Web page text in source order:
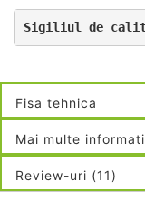
Sigiliul de
Fisa tehnica
Mai multe
Review-uri 11